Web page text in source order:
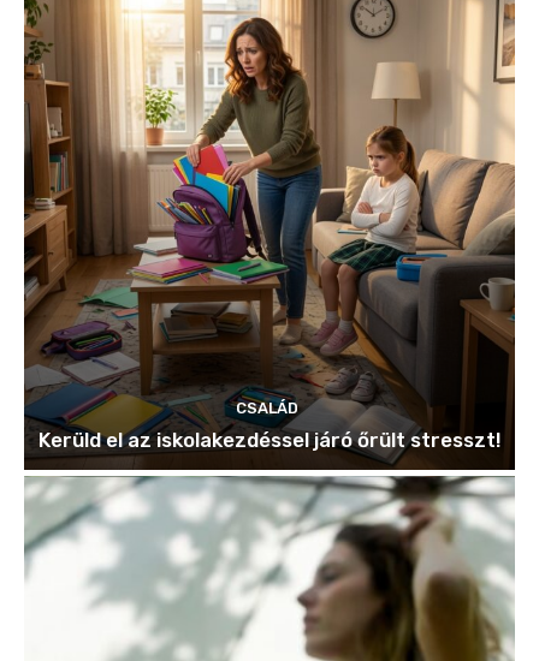
CSALÁD
Kerüld el az iskolakezdéssel járó őrült stresszt!